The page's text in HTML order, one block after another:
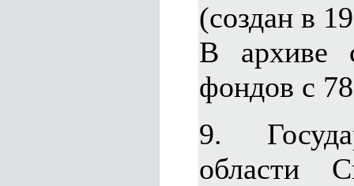
(создан в
В архиве
фондов с
9.
области